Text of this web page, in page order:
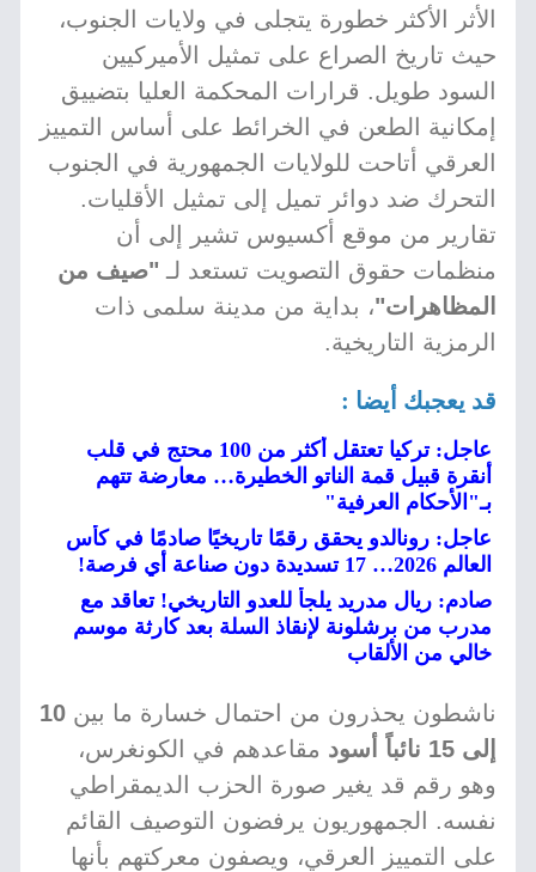
الأثر الأكثر خطورة يتجلى في ولايات الجنوب،
حيث تاريخ الصراع على تمثيل الأميركيين
السود طويل. قرارات المحكمة العليا بتضييق
إمكانية الطعن في الخرائط على أساس التمييز
العرقي أتاحت للولايات الجمهورية في الجنوب
التحرك ضد دوائر تميل إلى تمثيل الأقليات.
تقارير من موقع أكسيوس تشير إلى أن
منظمات حقوق التصويت تستعد لـ "صيف من
المظاهرات"، بداية من مدينة سلمى ذات
الرمزية التاريخية.
قد يعجبك أيضا :
عاجل: تركيا تعتقل أكثر من 100 محتج في قلب
أنقرة قبيل قمة الناتو الخطيرة… معارضة تتهم
بـ"الأحكام العرفية"
عاجل: رونالدو يحقق رقمًا تاريخيًا صادمًا في كأس
العالم 2026… 17 تسديدة دون صناعة أي فرصة!
صادم: ريال مدريد يلجأ للعدو التاريخي! تعاقد مع
مدرب من برشلونة لإنقاذ السلة بعد كارثة موسم
خالي من الألقاب
ناشطون يحذرون من احتمال خسارة ما بين 10
إلى 15 نائباً أسود
مقاعدهم في الكونغرس،
وهو رقم قد يغير صورة الحزب الديمقراطي
نفسه. الجمهوريون يرفضون التوصيف القائم
على التمييز العرقي، ويصفون معركتهم بأنها